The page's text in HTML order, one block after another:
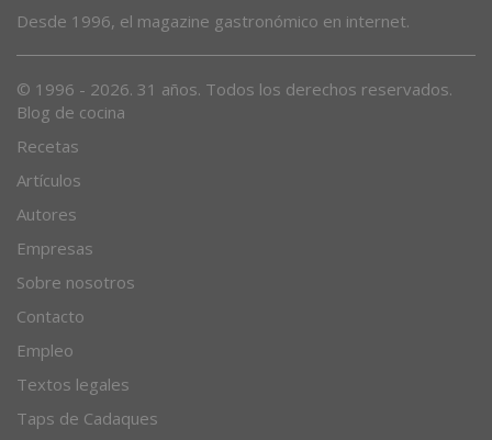
Desde 1996, el magazine gastronómico en internet.
© 1996 - 2026. 31 años. Todos los derechos reservados.
Blog de cocina
Recetas
Artículos
Autores
Empresas
Sobre nosotros
Contacto
Empleo
Textos legales
Taps de Cadaques